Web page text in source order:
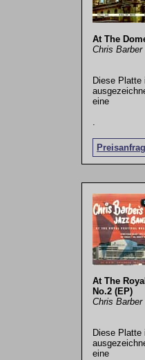
At The
Chris Barber
Diese
eine
At The
No.2 (EP)
Chris Barber
Diese
eine